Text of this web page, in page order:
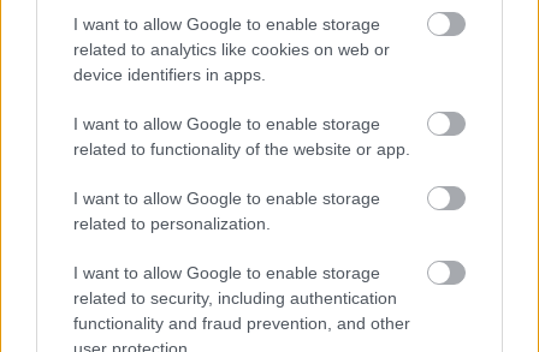
I want to allow Google to enable storage
related to analytics like cookies on web or
device identifiers in apps.
I want to allow Google to enable storage
related to functionality of the website or app.
I want to allow Google to enable storage
related to personalization.
I want to allow Google to enable storage
related to security, including authentication
functionality and fraud prevention, and other
Szólj hozzá!